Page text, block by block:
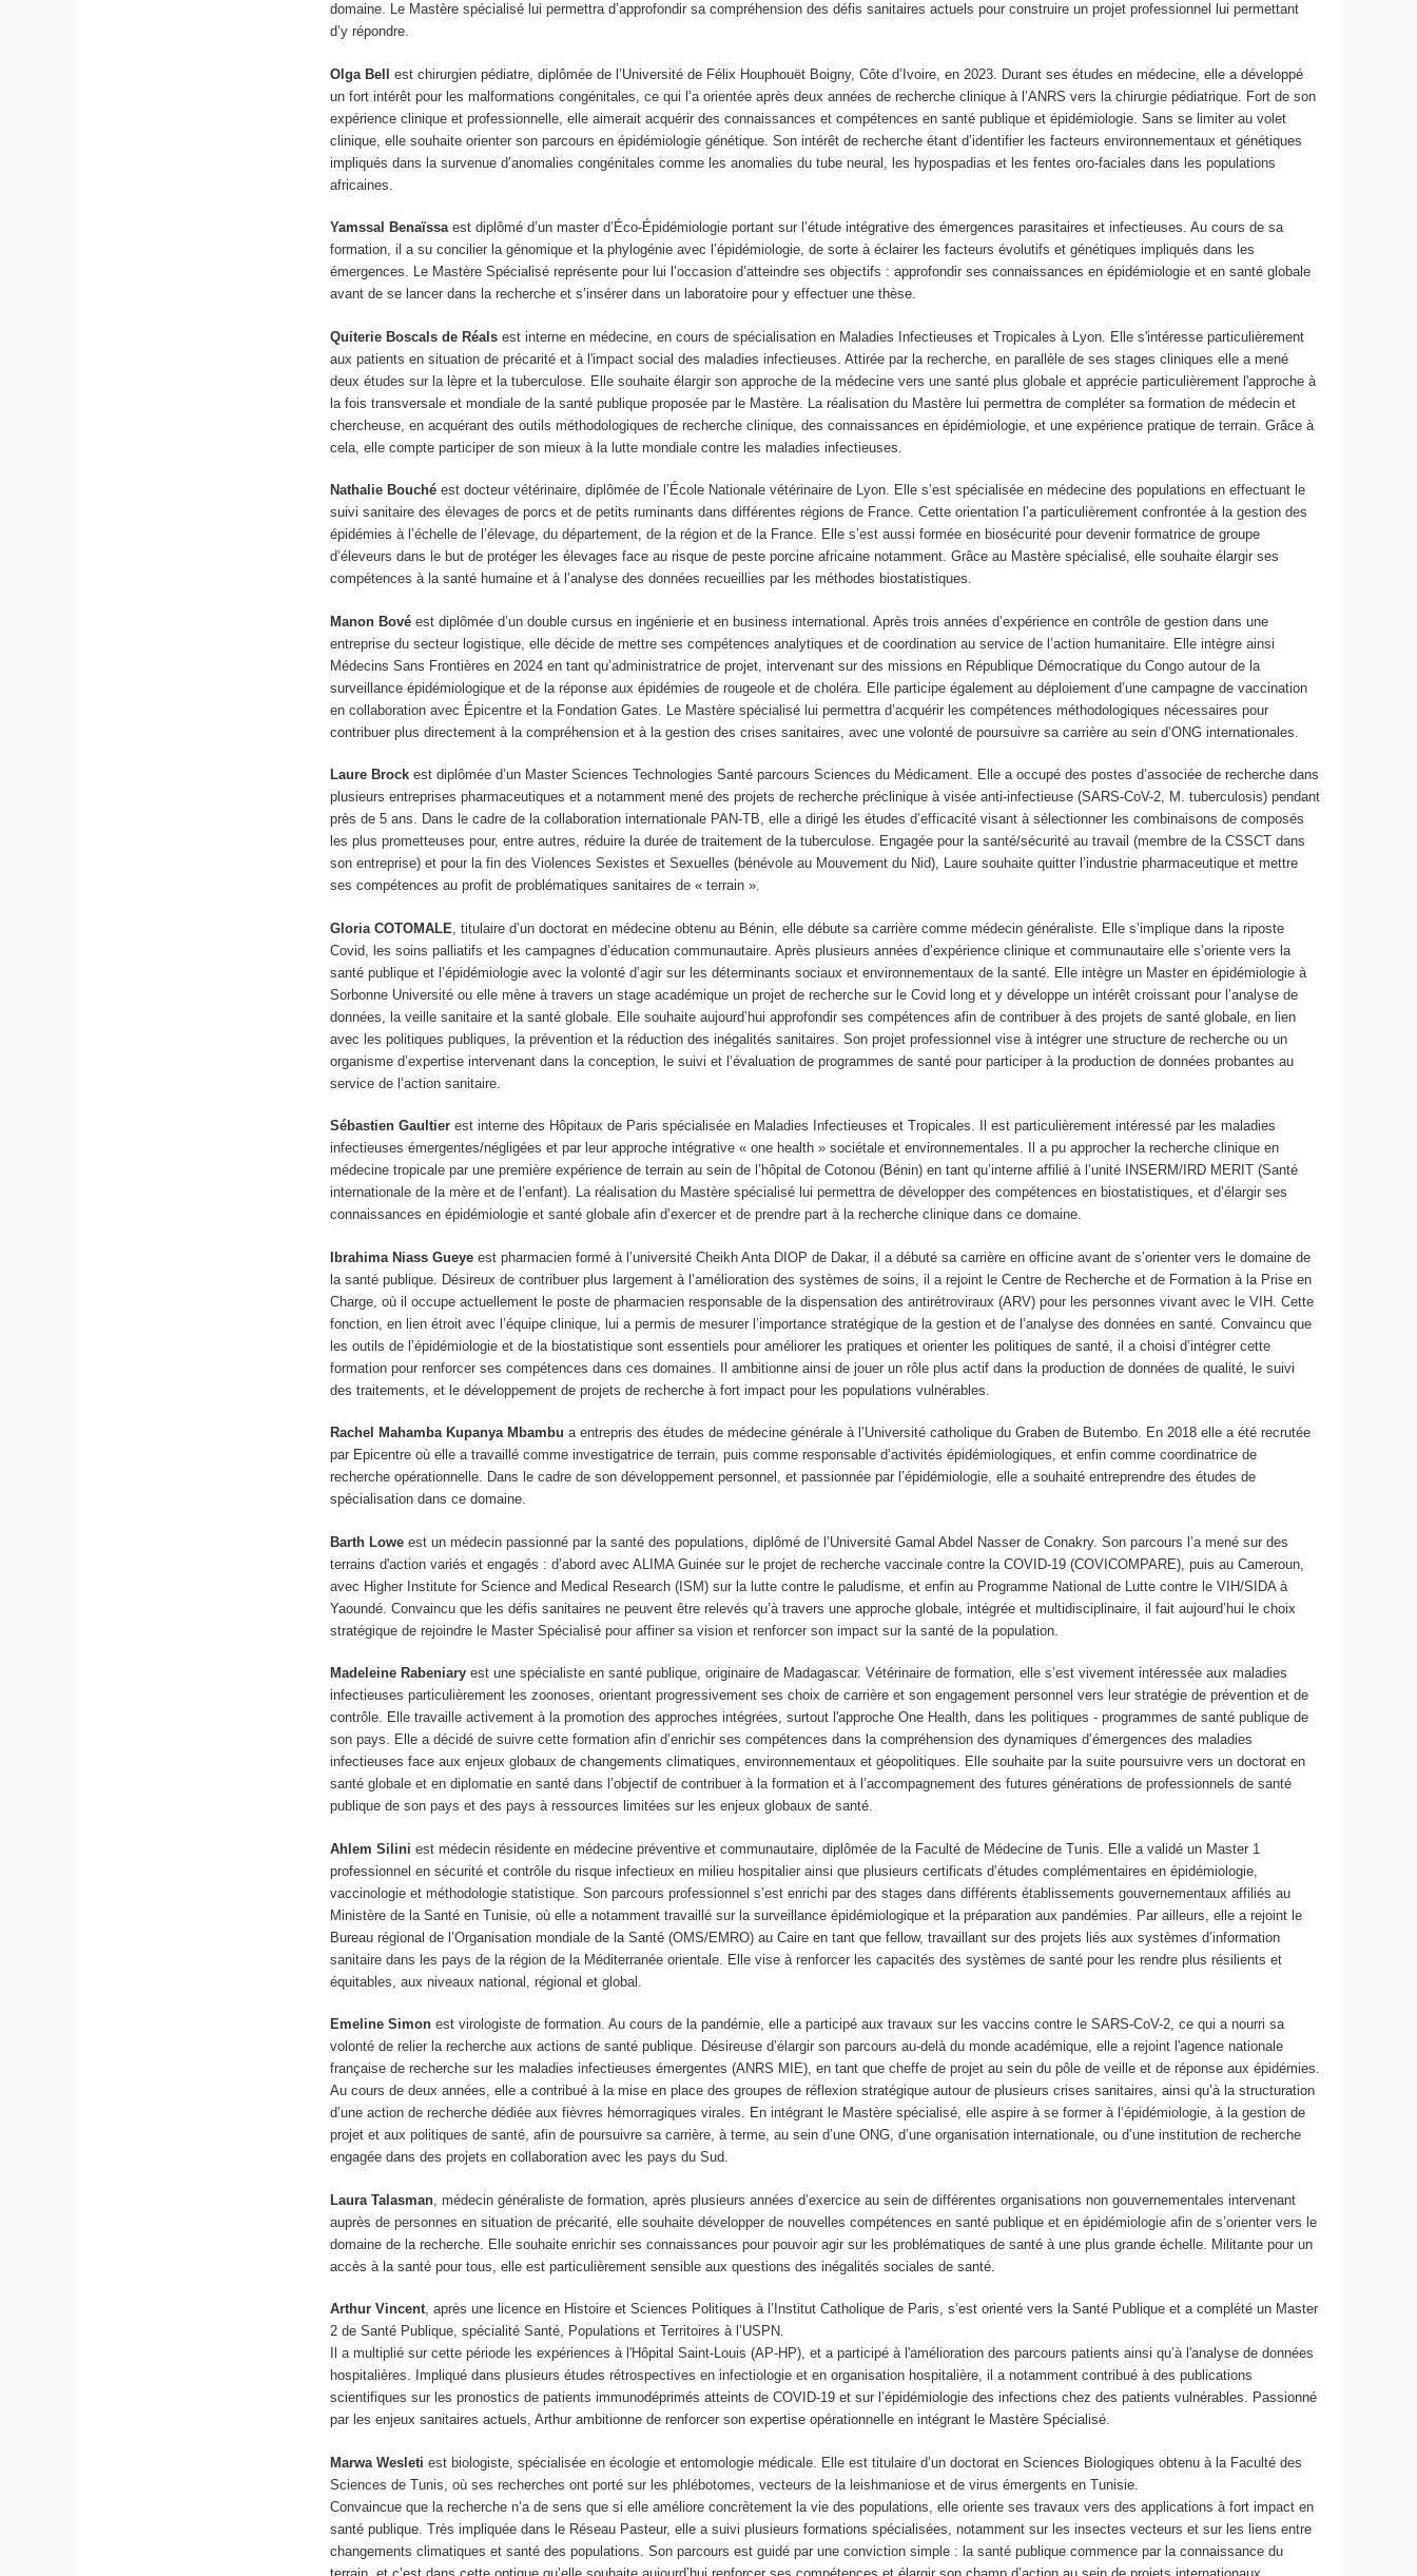
domaine. Le Mastère spécialisé lui permettra d’approfondir sa compréhension des défis sanitaires actuels pour construire un projet professionnel lui permettant
d’y répondre.
Olga Bell est chirurgien pédiatre, diplômée de l’Université de Félix Houphouët Boigny, Côte d’Ivoire, en 2023. Durant ses études en médecine, elle a développé
un fort intérêt pour les malformations congénitales, ce qui l’a orientée après deux années de recherche clinique à l’ANRS vers la chirurgie pédiatrique. Fort de son
expérience clinique et professionnelle, elle aimerait acquérir des connaissances et compétences en santé publique et épidémiologie. Sans se limiter au volet
clinique, elle souhaite orienter son parcours en épidémiologie génétique. Son intérêt de recherche étant d’identifier les facteurs environnementaux et génétiques
impliqués dans la survenue d’anomalies congénitales comme les anomalies du tube neural, les hypospadias et les fentes oro-faciales dans les populations
africaines.
Yamssal Benaïssaest diplômé d’un master d’Éco-Épidémiologie portant sur l’étude intégrative des émergences parasitaires et infectieuses. Au cours de sa
formation, il a su concilier la génomique et la phylogénie avec l’épidémiologie, de sorte à éclairer les facteurs évolutifs et génétiques impliqués dans les
émergences. Le Mastère Spécialisé représente pour lui l’occasion d’atteindre ses objectifs : approfondir ses connaissances en épidémiologie et en santé globale
avant de se lancer dans la recherche et s’insérer dans un laboratoire pour y effectuer une thèse.
Quiterie Boscals de Réalsest interne en médecine, en cours de spécialisation en Maladies Infectieuses et Tropicales à Lyon. Elle s'intéresse particulièrement
aux patients en situation de précarité et à l'impact social des maladies infectieuses. Attirée par la recherche, en parallèle de ses stages cliniques elle a mené
deux études sur la lèpre et la tuberculose. Elle souhaite élargir son approche de la médecine vers une santé plus globale et apprécie particulièrement l'approche à
la fois transversale et mondiale de la santé publique proposée par le Mastère. La réalisation du Mastère lui permettra de compléter sa formation de médecin et
chercheuse, en acquérant des outils méthodologiques de recherche clinique, des connaissances en épidémiologie, et une expérience pratique de terrain. Grâce à
cela, elle compte participer de son mieux à la lutte mondiale contre les maladies infectieuses.
Nathalie Bouché est docteur vétérinaire, diplômée de l’École Nationale vétérinaire de Lyon. Elle s’est spécialisée en médecine des populations en effectuant le
suivi sanitaire des élevages de porcs et de petits ruminants dans différentes régions de France. Cette orientation l’a particulièrement confrontée à la gestion des
épidémies à l’échelle de l’élevage, du département, de la région et de la France. Elle s’est aussi formée en biosécurité pour devenir formatrice de groupe
d’éleveurs dans le but de protéger les élevages face au risque de peste porcine africaine notamment. Grâce au Mastère spécialisé, elle souhaite élargir ses
compétences à la santé humaine et à l’analyse des données recueillies par les méthodes biostatistiques.
Manon Bovéest diplômée d’un double cursus en ingénierie et en business international. Après trois années d’expérience en contrôle de gestion dans une
entreprise du secteur logistique, elle décide de mettre ses compétences analytiques et de coordination au service de l’action humanitaire. Elle intègre ainsi
Médecins Sans Frontières en 2024 en tant qu’administratrice de projet, intervenant sur des missions en République Démocratique du Congo autour de la
surveillance épidémiologique et de la réponse aux épidémies de rougeole et de choléra. Elle participe également au déploiement d’une campagne de vaccination
en collaboration avec Épicentre et la Fondation Gates. Le Mastère spécialisé lui permettra d’acquérir les compétences méthodologiques nécessaires pour
contribuer plus directement à la compréhension et à la gestion des crises sanitaires, avec une volonté de poursuivre sa carrière au sein d’ONG internationales.
Laure Brock est diplômée d’un Master Sciences Technologies Santé parcours Sciences du Médicament. Elle a occupé des postes d’associée de recherche dans
plusieurs entreprises pharmaceutiques et a notamment mené des projets de recherche préclinique à visée anti-infectieuse (SARS-CoV-2, M. tuberculosis) pendant
près de 5 ans. Dans le cadre de la collaboration internationale PAN-TB, elle a dirigé les études d’efficacité visant à sélectionner les combinaisons de composés
les plus prometteuses pour, entre autres, réduire la durée de traitement de la tuberculose. Engagée pour la santé/sécurité au travail (membre de la CSSCT dans
son entreprise) et pour la fin des Violences Sexistes et Sexuelles (bénévole au Mouvement du Nid), Laure souhaite quitter l’industrie pharmaceutique et mettre
ses compétences au profit de problématiques sanitaires de « terrain ».
Gloria COTOMALE , titulaire d’un doctorat en médecine obtenu au Bénin, elle débute sa carrière comme médecin généraliste. Elle s’implique dans la riposte
Covid, les soins palliatifs et les campagnes d’éducation communautaire. Après plusieurs années d’expérience clinique et communautaire elle s’oriente vers la
santé publique et l’épidémiologie avec la volonté d’agir sur les déterminants sociaux et environnementaux de la santé. Elle intègre un Master en épidémiologie à
Sorbonne Université ou elle mène à travers un stage académique un projet de recherche sur le Covid long et y développe un intérêt croissant pour l’analyse de
données, la veille sanitaire et la santé globale. Elle souhaite aujourd’hui approfondir ses compétences afin de contribuer à des projets de santé globale, en lien
avec les politiques publiques, la prévention et la réduction des inégalités sanitaires. Son projet professionnel vise à intégrer une structure de recherche ou un
organisme d’expertise intervenant dans la conception, le suivi et l’évaluation de programmes de santé pour participer à la production de données probantes au
service de l’action sanitaire.
Sébastien Gaultier est interne des Hôpitaux de Paris spécialisée en Maladies Infectieuses et Tropicales. Il est particulièrement intéressé par les maladies
infectieuses émergentes/négligées et par leur approche intégrative « one health » sociétale et environnementales. Il a pu approcher la recherche clinique en
médecine tropicale par une première expérience de terrain au sein de l’hôpital de Cotonou (Bénin) en tant qu’interne affilié à l’unité INSERM/IRD MERIT (Santé
internationale de la mère et de l’enfant). La réalisation du Mastère spécialisé lui permettra de développer des compétences en biostatistiques, et d’élargir ses
connaissances en épidémiologie et santé globale afin d’exercer et de prendre part à la recherche clinique dans ce domaine.
Ibrahima Niass Gueye est pharmacien formé à l’université Cheikh Anta DIOP de Dakar, il a débuté sa carrière en officine avant de s’orienter vers le domaine de
la santé publique. Désireux de contribuer plus largement à l’amélioration des systèmes de soins, il a rejoint le Centre de Recherche et de Formation à la Prise en
Charge, où il occupe actuellement le poste de pharmacien responsable de la dispensation des antirétroviraux (ARV) pour les personnes vivant avec le VIH. Cette
fonction, en lien étroit avec l’équipe clinique, lui a permis de mesurer l’importance stratégique de la gestion et de l’analyse des données en santé. Convaincu que
les outils de l’épidémiologie et de la biostatistique sont essentiels pour améliorer les pratiques et orienter les politiques de santé, il a choisi d’intégrer cette
formation pour renforcer ses compétences dans ces domaines. Il ambitionne ainsi de jouer un rôle plus actif dans la production de données de qualité, le suivi
des traitements, et le développement de projets de recherche à fort impact pour les populations vulnérables.
Rachel Mahamba Kupanya Mbambua entrepris des études de médecine générale à l’Université catholique du Graben de Butembo. En 2018 elle a été recrutée
par Epicentre où elle a travaillé comme investigatrice de terrain, puis comme responsable d’activités épidémiologiques, et enfin comme coordinatrice de
recherche opérationnelle. Dans le cadre de son développement personnel, et passionnée par l’épidémiologie, elle a souhaité entreprendre des études de
spécialisation dans ce domaine.
Barth Loweest un médecin passionné par la santé des populations, diplômé de l’Université Gamal Abdel Nasser de Conakry. Son parcours l’a mené sur des
terrains d'action variés et engagés : d’abord avec ALIMA Guinée sur le projet de recherche vaccinale contre la COVID-19 (COVICOMPARE), puis au Cameroun,
avec Higher Institute for Science and Medical Research (ISM) sur la lutte contre le paludisme, et enfin au Programme National de Lutte contre le VIH/SIDA à
Yaoundé. Convaincu que les défis sanitaires ne peuvent être relevés qu’à travers une approche globale, intégrée et multidisciplinaire, il fait aujourd’hui le choix
stratégique de rejoindre le Master Spécialisé pour affiner sa vision et renforcer son impact sur la santé de la population.
Madeleine Rabeniary est une spécialiste en santé publique, originaire de Madagascar. Vétérinaire de formation, elle s’est vivement intéressée aux maladies
infectieuses particulièrement les zoonoses, orientant progressivement ses choix de carrière et son engagement personnel vers leur stratégie de prévention et de
contrôle. Elle travaille activement à la promotion des approches intégrées, surtout l'approche One Health, dans les politiques - programmes de santé publique de
son pays. Elle a décidé de suivre cette formation afin d’enrichir ses compétences dans la compréhension des dynamiques d’émergences des maladies
infectieuses face aux enjeux globaux de changements climatiques, environnementaux et géopolitiques. Elle souhaite par la suite poursuivre vers un doctorat en
santé globale et en diplomatie en santé dans l’objectif de contribuer à la formation et à l’accompagnement des futures générations de professionnels de santé
publique de son pays et des pays à ressources limitées sur les enjeux globaux de santé.
Ahlem Silini est médecin résidente en médecine préventive et communautaire, diplômée de la Faculté de Médecine de Tunis. Elle a validé un Master 1
professionnel en sécurité et contrôle du risque infectieux en milieu hospitalier ainsi que plusieurs certificats d’études complémentaires en épidémiologie,
vaccinologie et méthodologie statistique. Son parcours professionnel s’est enrichi par des stages dans différents établissements gouvernementaux affiliés au
Ministère de la Santé en Tunisie, où elle a notamment travaillé sur la surveillance épidémiologique et la préparation aux pandémies. Par ailleurs, elle a rejoint le
Bureau régional de l’Organisation mondiale de la Santé (OMS/EMRO) au Caire en tant que fellow, travaillant sur des projets liés aux systèmes d’information
sanitaire dans les pays de la région de la Méditerranée orientale. Elle vise à renforcer les capacités des systèmes de santé pour les rendre plus résilients et
équitables, aux niveaux national, régional et global.
Emeline Simonest virologiste de formation. Au cours de la pandémie, elle a participé aux travaux sur les vaccins contre le SARS-CoV-2, ce qui a nourri sa
volonté de relier la recherche aux actions de santé publique. Désireuse d’élargir son parcours au-delà du monde académique, elle a rejoint l'agence nationale
française de recherche sur les maladies infectieuses émergentes (ANRS MIE), en tant que cheffe de projet au sein du pôle de veille et de réponse aux épidémies.
Au cours de deux années, elle a contribué à la mise en place des groupes de réflexion stratégique autour de plusieurs crises sanitaires, ainsi qu’à la structuration
d’une action de recherche dédiée aux fièvres hémorragiques virales. En intégrant le Mastère spécialisé, elle aspire à se former à l’épidémiologie, à la gestion de
projet et aux politiques de santé, afin de poursuivre sa carrière, à terme, au sein d’une ONG, d’une organisation internationale, ou d’une institution de recherche
engagée dans des projets en collaboration avec les pays du Sud.
Laura Talasman , médecin généraliste de formation, après plusieurs années d’exercice au sein de différentes organisations non gouvernementales intervenant
auprès de personnes en situation de précarité, elle souhaite développer de nouvelles compétences en santé publique et en épidémiologie afin de s’orienter vers le
domaine de la recherche. Elle souhaite enrichir ses connaissances pour pouvoir agir sur les problématiques de santé à une plus grande échelle. Militante pour un
accès à la santé pour tous, elle est particulièrement sensible aux questions des inégalités sociales de santé.
Arthur Vincent, après une licence en Histoire et Sciences Politiques à l’Institut Catholique de Paris, s’est orienté vers la Santé Publique et a complété un Master
2 de Santé Publique, spécialité Santé, Populations et Territoires à l’USPN.
Il a multiplié sur cette période les expériences à l'Hôpital Saint-Louis (AP-HP), et a participé à l'amélioration des parcours patients ainsi qu’à l'analyse de données
hospitalières. Impliqué dans plusieurs études rétrospectives en infectiologie et en organisation hospitalière, il a notamment contribué à des publications
scientifiques sur les pronostics de patients immunodéprimés atteints de COVID-19 et sur l’épidémiologie des infections chez des patients vulnérables. Passionné
par les enjeux sanitaires actuels, Arthur ambitionne de renforcer son expertise opérationnelle en intégrant le Mastère Spécialisé.
Marwa Wesleti est biologiste, spécialisée en écologie et entomologie médicale. Elle est titulaire d’un doctorat en Sciences Biologiques obtenu à la Faculté des
Sciences de Tunis, où ses recherches ont porté sur les phlébotomes, vecteurs de la leishmaniose et de virus émergents en Tunisie.
Convaincue que la recherche n’a de sens que si elle améliore concrètement la vie des populations, elle oriente ses travaux vers des applications à fort impact en
santé publique. Très impliquée dans le Réseau Pasteur, elle a suivi plusieurs formations spécialisées, notamment sur les insectes vecteurs et sur les liens entre
changements climatiques et santé des populations. Son parcours est guidé par une conviction simple : la santé publique commence par la connaissance du